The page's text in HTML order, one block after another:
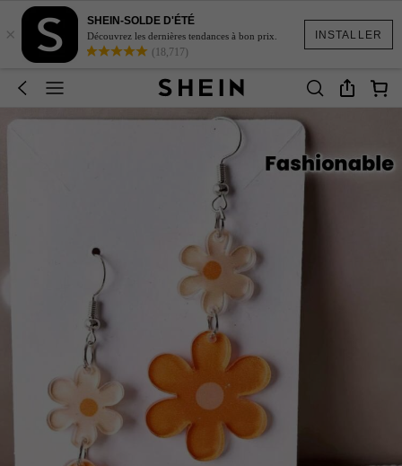
INSTALLER
×
SHEIN-SOLDE D'ÉTÉ
Découvrez les dernières tendances à bon prix.
(18,717)